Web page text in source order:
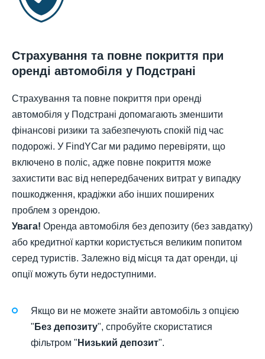
Страхування та повне покриття при
оренді автомобіля у Подстрані
Страхування та повне покриття при оренді
автомобіля у Подстрані допомагають зменшити
фінансові ризики та забезпечують спокій під час
подорожі. У FindYCar ми радимо перевіряти, що
включено в поліс, адже повне покриття може
захистити вас від непередбачених витрат у випадку
пошкодження, крадіжки або інших поширених
проблем з орендою.
Увага! Оренда автомобіля без депозиту (без завдатку)
або кредитної картки користується великим попитом
серед туристів. Залежно від місця та дат оренди, ці
опції можуть бути недоступними.
Якщо ви не можете знайти автомобіль з опцією
" Без депозиту", спробуйте скористатися
фільтром " Низький депозит".